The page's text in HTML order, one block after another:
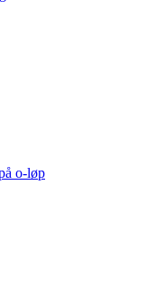
o-løp